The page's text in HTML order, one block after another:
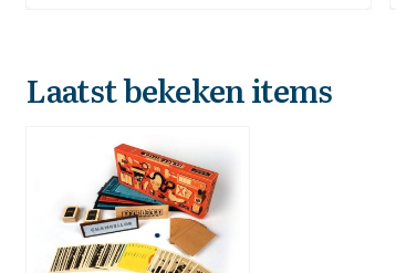
Laatst bekeken items